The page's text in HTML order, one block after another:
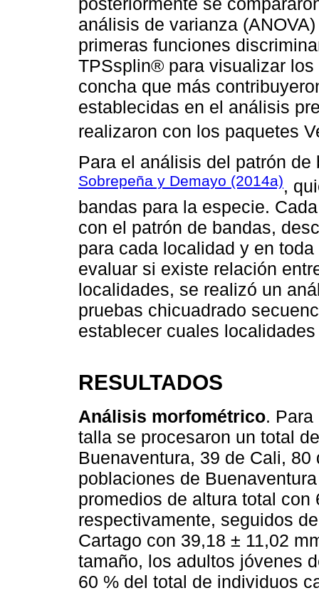
análisis de varianza
primeras funciones
TPSsplin® para visualizar
concha que más
establecidas en el análisis
realizaron con los paquetes
Para el análisis del patrón
Sobrepeña y Demayo (2014a),
bandas para la especie.
con el patrón de bandas,
para cada localidad y en
evaluar si existe relación
localidades, se realizó un
pruebas chicuadrado
establecer cuales
RESULTADOS
Análisis morfométrico.
talla se procesaron un total
Buenaventura, 39 de Cali,
poblaciones de
promedios de altura total
respectivamente, seguidos
Cartago con 39,18 ± 11,02
tamaño, los adultos jóvenes
60 % del total de individuos